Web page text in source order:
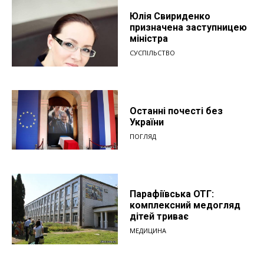
Юлія Свириденко
призначена заступницею
міністра
СУСПІЛЬСТВО
Останні почесті без
України
ПОГЛЯД
Парафіївська ОТГ:
комплексний медогляд
дітей триває
МЕДИЦИНА